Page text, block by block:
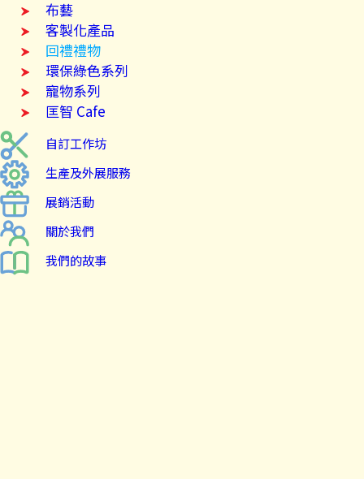
布藝
客製化產品
回禮禮物
環保綠色系列
寵物系列
匡智 Cafe
自訂工作坊
生產及外展服務
展銷活動
關於我們
我們的故事